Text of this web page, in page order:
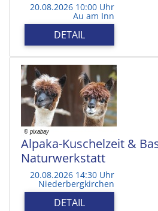
20.08.2026 10:00 Uhr
Au am Inn
DETAIL
Alpaka-Kuschelzeit &
Naturwerkstatt
20.08.2026 14:30 Uhr
Niederbergkirchen
DETAIL